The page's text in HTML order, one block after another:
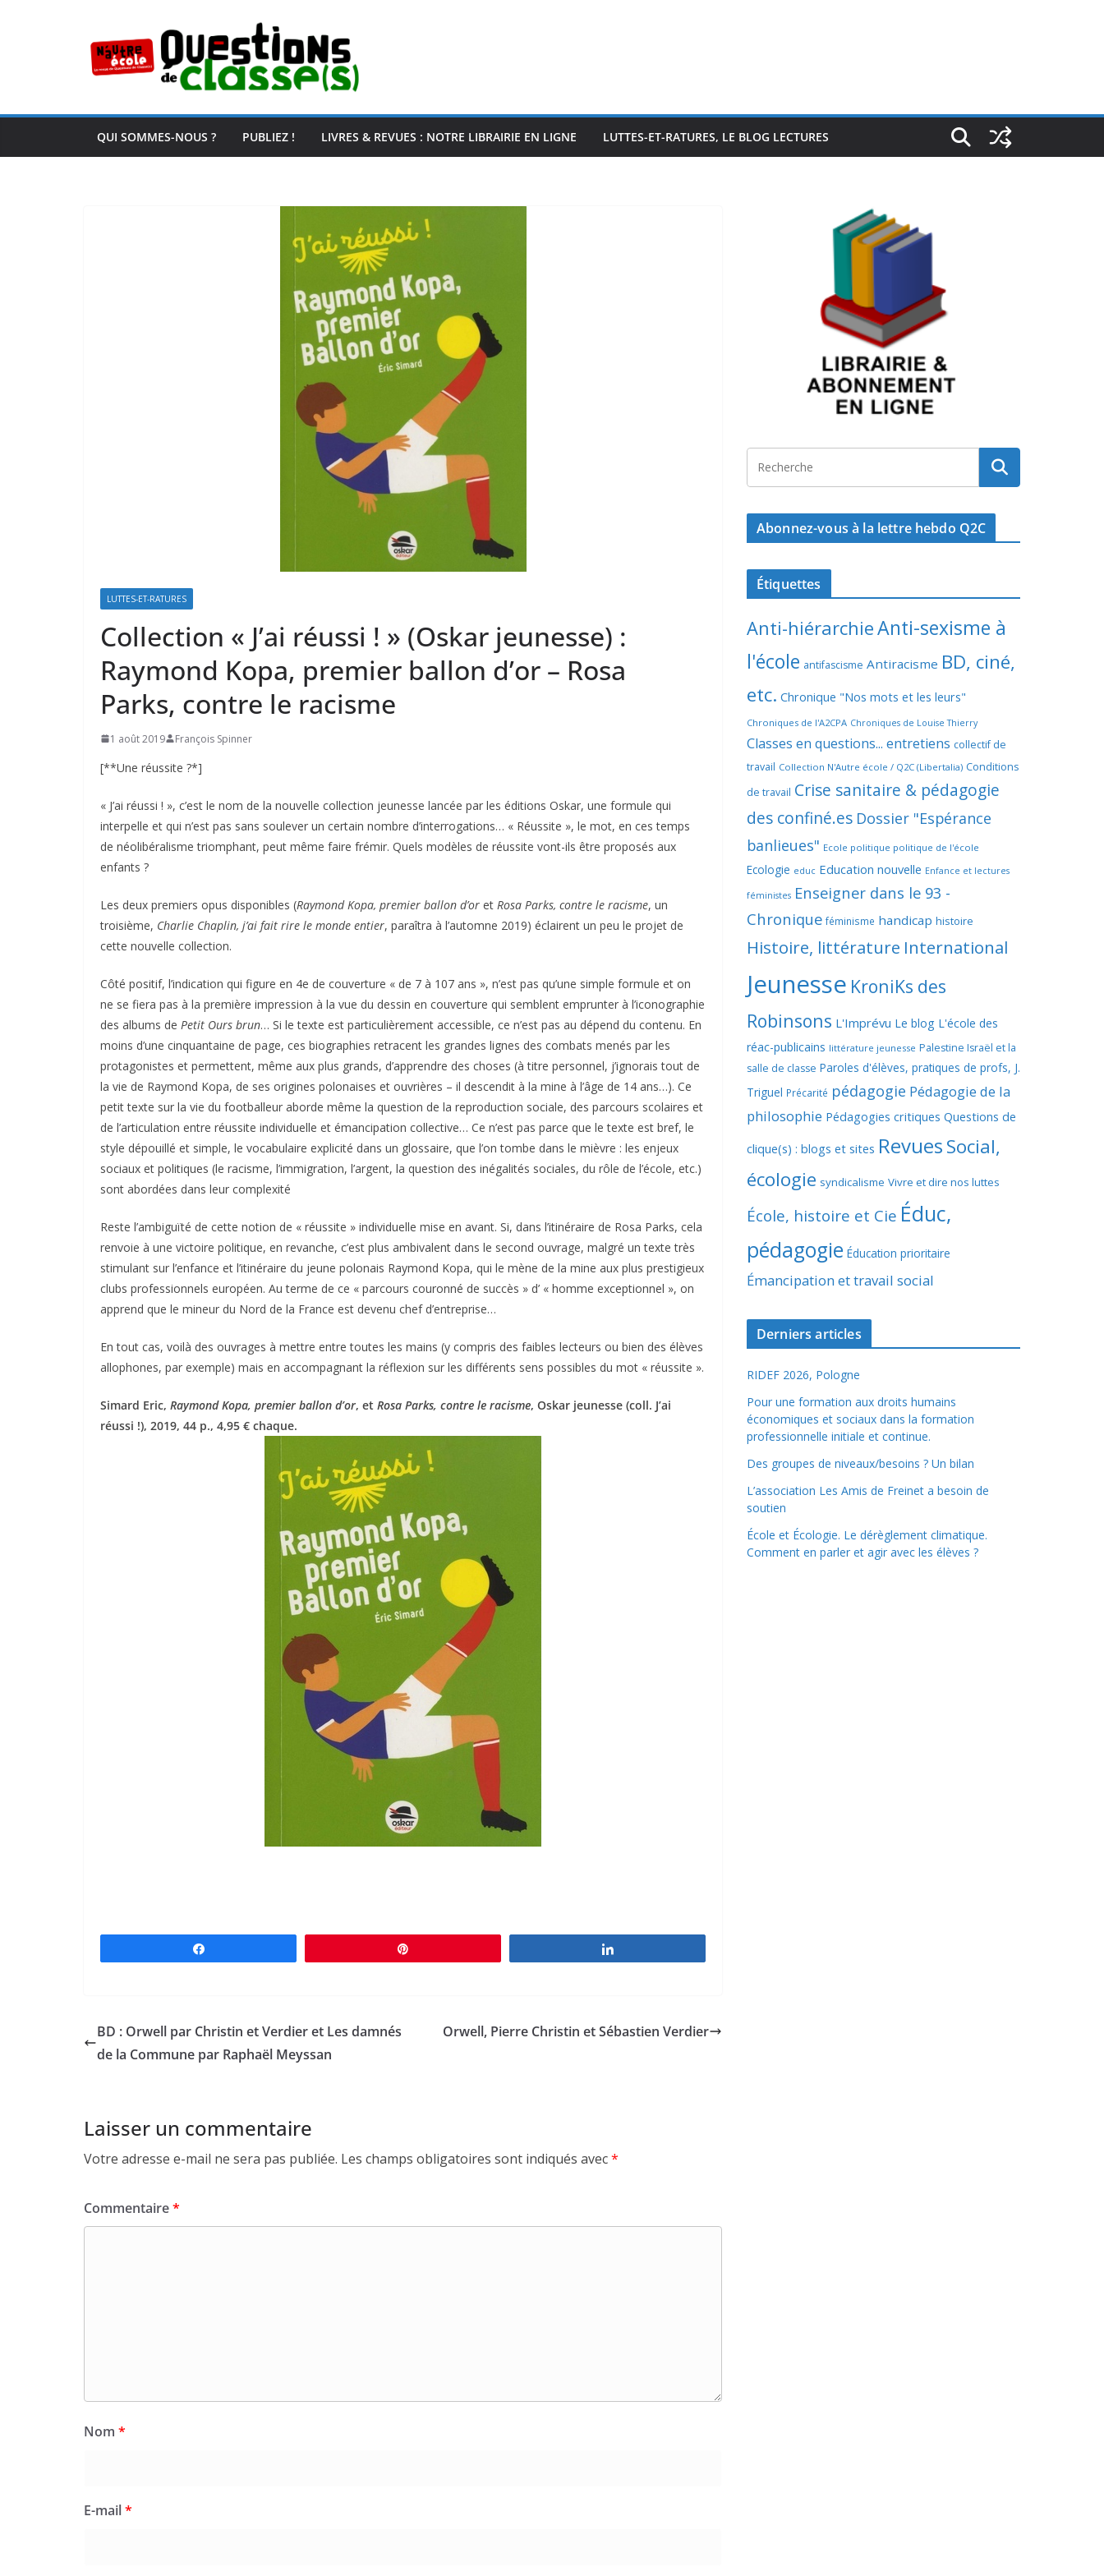
QUI SOMMES-NOUS ? PUBLIEZ ! LIVRES & REVUES : NOTRE LIBRAIRIE EN LIGNE LUTTES-ET-RATURES, LE BLOG LECTURES
LUTTES-ET-RATURES
Collection « J’ai réussi ! » (Oskar jeunesse) :
Raymond Kopa, premier ballon d’or – Rosa
Parks, contre le racisme
1 août 2019 François Spinner
[**Une réussite ?*]
« J’ai réussi ! », c’est le nom de la nouvelle collection jeunesse lancée par les éditions Oskar, une formule qui
interpelle et qui n’est pas sans soulever un certain nombre d’interrogations… « Réussite », le mot, en ces temps
de néolibéralisme triomphant, peut même faire frémir. Quels modèles de réussite vont-ils être proposés aux
enfants ?
Les deux premiers opus disponibles (Raymond Kopa, premier ballon d’or et Rosa Parks, contre le racisme, un
troisième, Charlie Chaplin, j’ai fait rire le monde entier, paraîtra à l’automne 2019) éclairent un peu le projet de
cette nouvelle collection.
Côté positif, l’indication qui figure en 4e de couverture « de 7 à 107 ans », n’est pas qu’une simple formule et on
ne se fiera pas à la première impression à la vue du dessin en couverture qui semblent emprunter à l’iconographie
des albums de Petit Ours brun… Si le texte est particulièrement accessible, ce n’est pas au dépend du contenu. En
moins d’une cinquantaine de page, ces biographies retracent les grandes lignes des combats menés par les
protagonistes et permettent, même aux plus grands, d’apprendre des choses (à titre personnel, j’ignorais tout de
la vie de Raymond Kopa, de ses origines polonaises et ouvrières – il descendit à la mine à l’âge de 14 ans…). Ce
petit texte sur la vie du footballeur aborde même la question de la reproduction sociale, des parcours scolaires et
de l’articulation entre réussite individuelle et émancipation collective… Ce n’est pas parce que le texte est bref, le
style dépouillé et simple, le vocabulaire explicité dans un glossaire, que l’on tombe dans le mièvre : les enjeux
sociaux et politiques (le racisme, l’immigration, l’argent, la question des inégalités sociales, du rôle de l’école, etc.)
sont abordées dans leur complexité
Reste l’ambiguïté de cette notion de « réussite » individuelle mise en avant. Si, dans l’itinéraire de Rosa Parks, cela
renvoie à une victoire politique, en revanche, c’est plus ambivalent dans le second ouvrage, malgré un texte très
stimulant sur l’enfance et l’itinéraire du jeune polonais Raymond Kopa, qui le mène de la mine aux plus prestigieux
clubs professionnels européen. Au terme de ce « parcours couronné de succès » d’ « homme exceptionnel », on
apprend que le mineur du Nord de la France est devenu chef d’entreprise…
En tout cas, voilà des ouvrages à mettre entre toutes les mains (y compris des faibles lecteurs ou bien des élèves
allophones, par exemple) mais en accompagnant la réflexion sur les différents sens possibles du mot « réussite ».
Simard Eric, Raymond Kopa, premier ballon d’or, et Rosa Parks, contre le racisme, Oskar jeunesse (coll. J’ai
réussi !), 2019, 44 p., 4,95 € chaque.
BD : Orwell par Christin et Verdier et Les damnés
de la Commune par Raphaël Meyssan
Orwell, Pierre Christin et Sébastien Verdier
Laisser un commentaire
Votre adresse e-mail ne sera pas publiée. Les champs obligatoires sont indiqués avec*
Commentaire*
Nom *
E-mail*
Abonnez-vous à la lettre hebdo Q2C
Étiquettes
Anti-hiérarchieAnti-sexisme à
l'école antifascisme Antiracisme BD, ciné,
etc. Chronique "Nos mots et les leurs"
Chroniques de l'A2CPA Chroniques de Louise Thierry
Classes en questions... entretiens collectif de
travail Collection N'Autre école / Q2C (Libertalia) Conditions
de travail Crise sanitaire & pédagogie
des confiné.es Dossier "Espérance
banlieues" Ecole politique politique de l'école
Ecologie educ Education nouvelle Enfance et lectures
féministes Enseigner dans le 93 -
Chronique féminisme handicap histoire
Histoire, littérature International
Jeunesse KroniKs des
Robinsons L'Imprévu Le blog L'école des
réac-publicains littérature jeunesse Palestine Israël et la
salle de classe Paroles d'élèves, pratiques de profs, J.
Triguel Précarité pédagogie Pédagogie de la
philosophie Pédagogies critiques Questions de
clique(s) : blogs et sites RevuesSocial,
écologie syndicalisme Vivre et dire nos luttes
École, histoire et Cie Éduc,
pédagogie Éducation prioritaire
Émancipation et travail social
Derniers articles
RIDEF 2026, Pologne
Pour une formation aux droits humains
économiques et sociaux dans la formation
professionnelle initiale et continue.
Des groupes de niveaux/besoins ? Un bilan
L’association Les Amis de Freinet a besoin de
soutien
École et Écologie. Le dérèglement climatique.
Comment en parler et agir avec les élèves ?